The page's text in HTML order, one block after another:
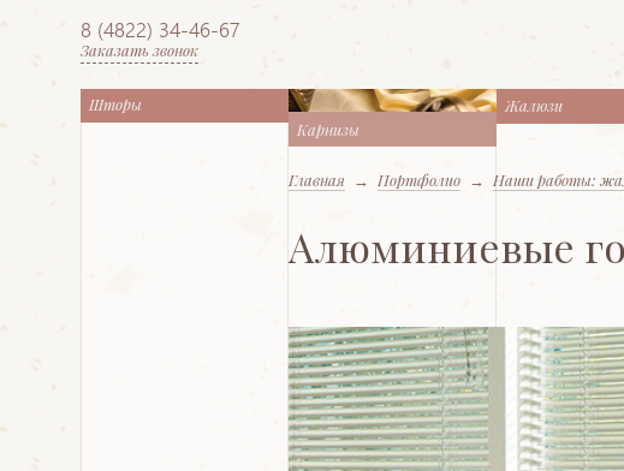
8 (4822) 34-46-67
Заказать звонок
Шторы
Карнизы
Жалюзи
Главная → Портфолио → Наши работы:
Алюминиевые